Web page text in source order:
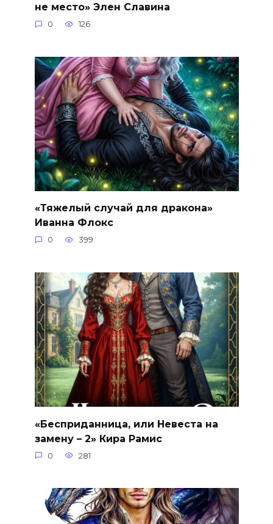
не место» Элен Славина
0 126
«Тяжелый случай для дракона»
Иванна Флокс
0 399
«Бесприданница, или Невеста на
замену – 2» Кира Рамис
0 281